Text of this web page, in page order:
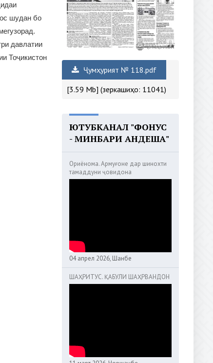
шудан бо
давлатии
Тоҷикистон
Ҷумҳурият № 118.pdf
[3.59 Mb] (зеркашиҳо: 11041)
ЮТУБКАНАЛ "ФОНУС
- МИНБАРИ АНДЕША"
Ориёнома. Армуғоне дар шинохти
тамаддуни ҷовидона
04 апрел 2026, Шанбе
ШАҲРИТУС. ҚАБУЛИ ШАҲРВАНДОН